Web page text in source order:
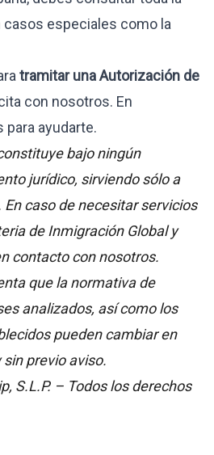
casos especiales como la
tramitar una Autorización de
con nosotros. En
para ayudarte.
bajo ningún
jurídico, sirviendo sólo a
caso de necesitar servicios
de Inmigración Global y
contacto con nosotros.
que la normativa de
analizados, así como los
pueden cambiar en
previo aviso.
S.L.P. – Todos los derechos